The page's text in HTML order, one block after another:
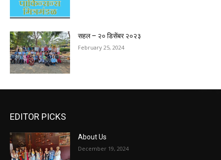
सहल – २० डिसेंबर २०२३
February 25, 2024
EDITOR PICKS
About Us
December 19, 2024